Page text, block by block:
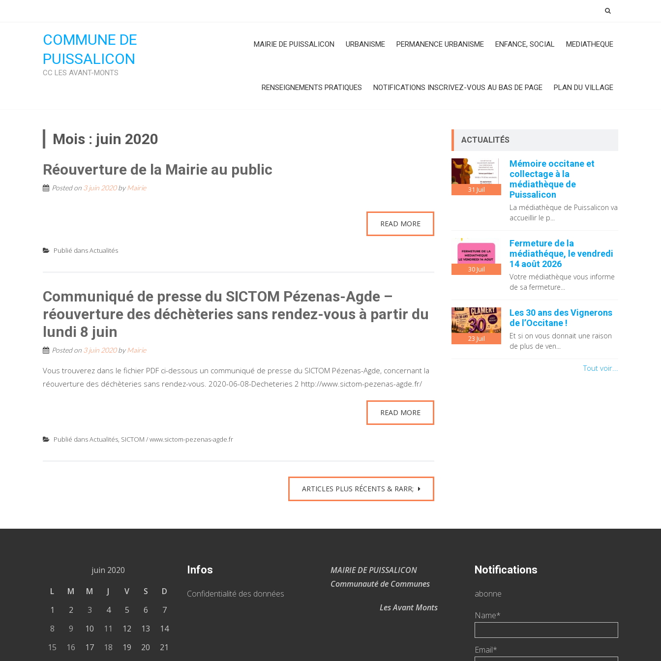
COMMUNE DE
PUISSALICON
CC LES AVANT-MONTS
MAIRIE DE PUISSALICON URBANISME PERMANENCE URBANISME ENFANCE, SOCIAL MEDIATHEQUE
RENSEIGNEMENTS PRATIQUES NOTIFICATIONS INSCRIVEZ-VOUS AU BAS DE PAGE PLAN DU VILLAGE
Mois : juin 2020
Réouverture de la Mairie au public
Posted on 3 juin 2020byMairie
READ MORE
Publié dansActualités
Communiqué de presse du SICTOM Pézenas-Agde –
réouverture des déchèteries sans rendez-vous à partir du
lundi 8 juin
Posted on 3 juin 2020byMairie
Vous trouverez dans le fichier PDF ci-dessous un communiqué de presse du SICTOM Pézenas-Agde, concernant la
réouverture des déchèteries sans rendez-vous. 2020-06-08-Decheteries 2 http://www.sictom-pezenas-agde.fr/
READ MORE
Publié dansActualités, SICTOM / www.sictom-pezenas-agde.fr
Postes
ARTICLES PLUS RÉCENTS & RARR;
ACTUALITÉS
31 Juil
Mémoire occitane et
collectage à la
médiathèque de
Puissalicon
La médiathèque de Puissalicon va
accueillir le p...
30Juil
Fermeture de la
médiathéque, le vendredi
14 août 2026
Votre médiathèque vous informe
de sa fermeture...
23 Juil
Les 30 ans des Vignerons
de l’Occitane !
Et si on vous donnait une raison
de plus de ven...
Tout voir...
juin 2020
L
M M J V S
D
1
2 3 4 5 6
7
8
9 10 11 12 13
14
15
16 17 18 19 20
21
Infos
Confidentialité des données
MAIRIE DE PUISSALICON
Communauté de Communes
Les Avant Monts
Notifications
abonne
Name*
Email*